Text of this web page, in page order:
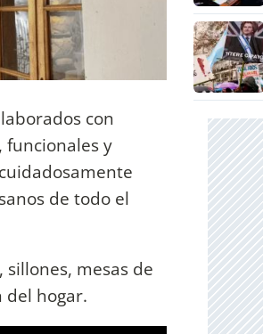
con
funcionales y
de todo el
mesas de
del hogar.